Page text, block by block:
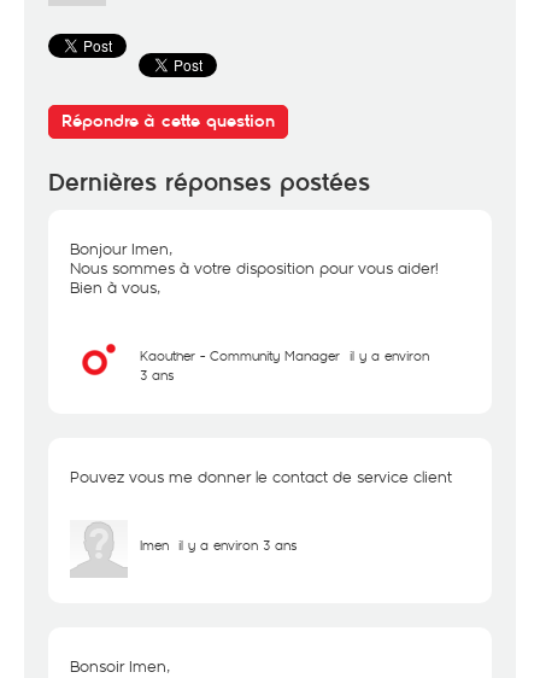
Répondre à cette question
Dernières réponses postées
Bonjour Imen,
Nous sommes à votre disposition pour vous aider!
Bien à vous,
Kaouther - Community Manager il y a environ
3 ans
Pouvez vous me donner le contact de service client
Imen il y a environ 3 ans
Bonsoir Imen,